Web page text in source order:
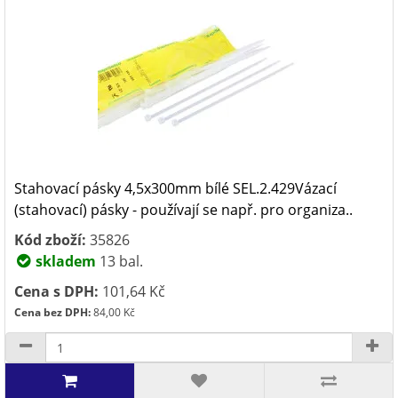
Stahovací pásky 4,5x300mm bílé SEL.2.429Vázací
(stahovací) pásky - používají se např. pro organiza..
Kód zboží: 35826
skladem 13 bal.
Cena s DPH: 101,64 Kč
Cena bez DPH:84,00 Kč